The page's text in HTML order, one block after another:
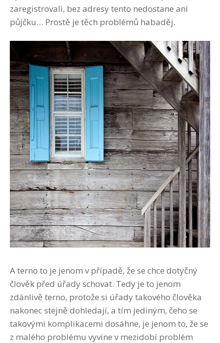
zaregistrovali, bez adresy tento nedostane ani
půjčku… Prostě je těch problémů habaděj.
A terno to je jenom v případě, že se chce dotyčný
člověk před úřady schovat. Tedy je to jenom
zdánlivě terno, protože si úřady takového člověka
nakonec stejně dohledají, a tím jediným, čeho se
takovými komplikacemi dosáhne, je jenom to, že se
z malého problému vyvine v mezidobí problém